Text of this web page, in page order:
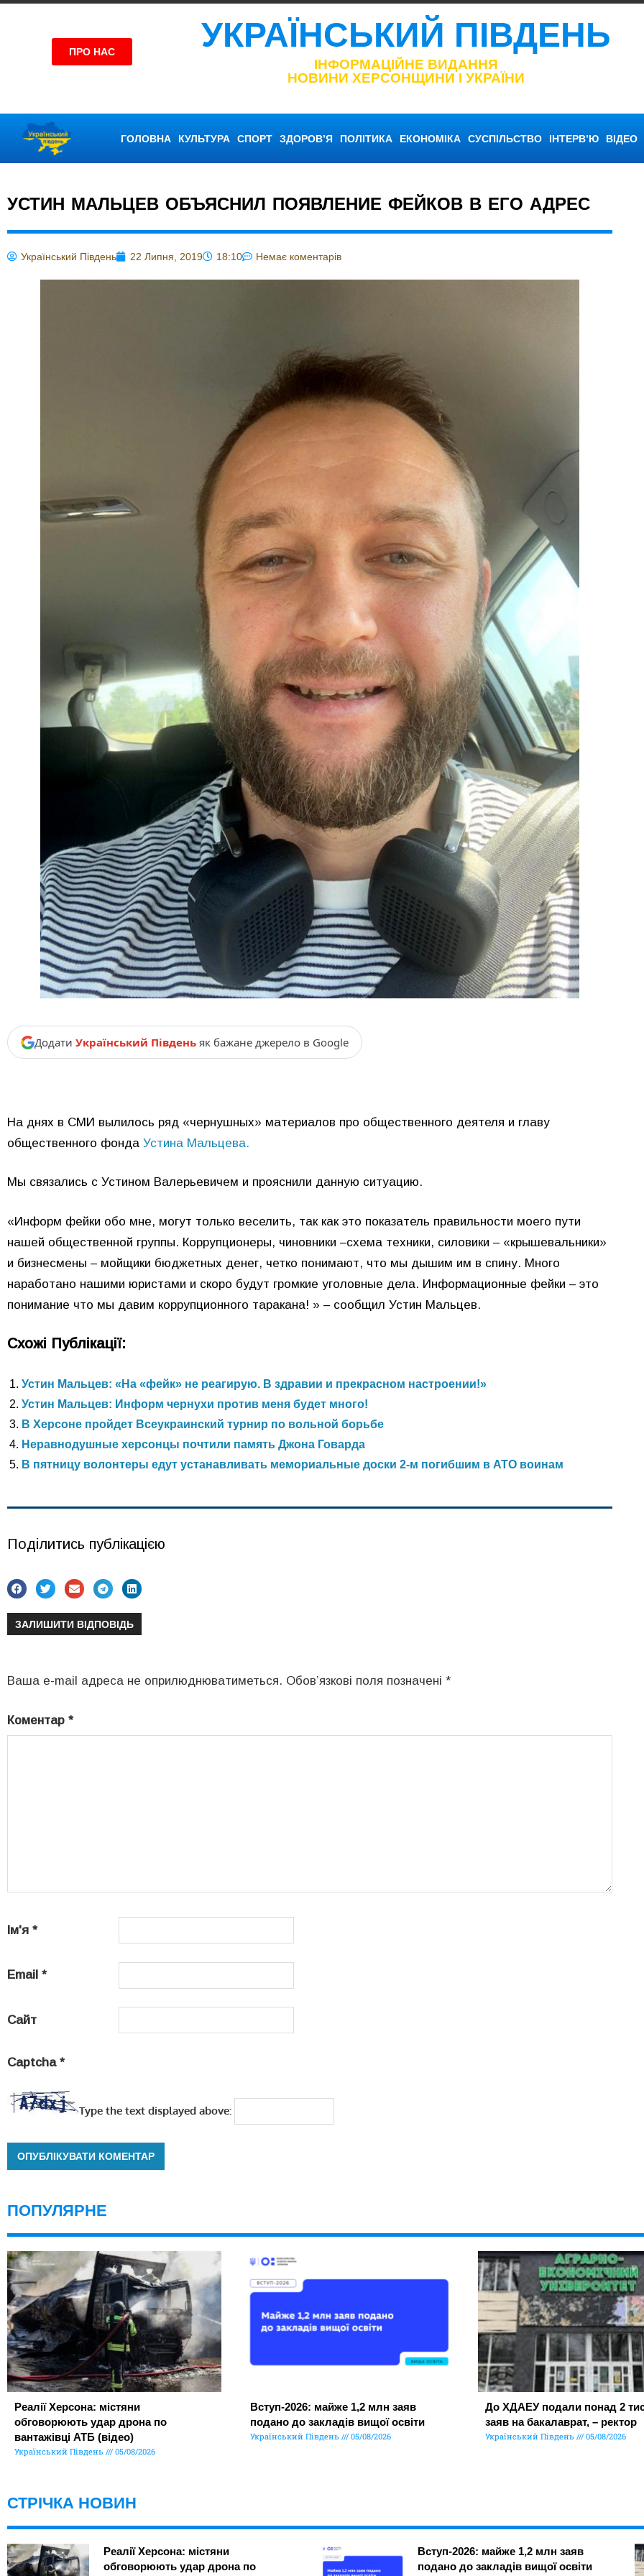
ПРО НАС УКРАЇНСЬКИЙ ПІВДЕНЬ
ІНФОРМАЦІЙНЕ ВИДАННЯ
НОВИНИ ХЕРСОНЩИНИ І УКРАЇНИ
ГОЛОВНА КУЛЬТУРА СПОРТ ЗДОРОВ’Я ПОЛІТИКА ЕКОНОМІКА СУСПІЛЬСТВО ІНТЕРВ’Ю ВІДЕО
УСТИН МАЛЬЦЕВ ОБЪЯСНИЛ ПОЯВЛЕНИЕ ФЕЙКОВ В ЕГО АДРЕС
Український Південь 22 Липня, 2019 18:10 Немає коментарів
Додати Український Південь як бажане джерело в Google
На днях в СМИ вылилось ряд «чернушных» материалов про общественного деятеля и главу
общественного фонда Устина Мальцева.
Мы связались с Устином Валерьевичем и прояснили данную ситуацию.
«Информ фейки обо мне, могут только веселить, так как это показатель правильности моего пути
нашей общественной группы. Коррупционеры, чиновники –схема техники, силовики – «крышевальники»
и бизнесмены – мойщики бюджетных денег, четко понимают, что мы дышим им в спину. Много
наработано нашими юристами и скоро будут громкие уголовные дела. Информационные фейки – это
понимание что мы давим коррупционного таракана! » – сообщил Устин Мальцев.
Схожі Публікації:
Устин Мальцев: «На «фейк» не реагирую. В здравии и прекрасном настроении!»
Устин Мальцев: Информ чернухи против меня будет много!
В Херсоне пройдет Всеукраинский турнир по вольной борьбе
Неравнодушные херсонцы почтили память Джона Говарда
В пятницу волонтеры едут устанавливать мемориальные доски 2-м погибшим в АТО воинам
Поділитись публікацією
ЗАЛИШИТИ ВІДПОВІДЬ
Ваша e-mail адреса не оприлюднюватиметься. Обов’язкові поля позначені *
Коментар *
Ім'я *
Email *
Сайт
Captcha *
Type the text displayed above:
ПОПУЛЯРНЕ
Реалії Херсона: містяни
обговорюють удар дрона по
вантажівці АТБ (відео)
Український Південь 05/08/2026
Вступ-2026: майже 1,2 млн заяв
подано до закладів вищої освіти
Український Південь 05/08/2026
До ХДАЕУ подали понад 2
заяв на бакалаврат, – ректор
Український Південь 05/08/2026
СТРІЧКА НОВИН
Реалії Херсона: містяни
обговорюють удар дрона по
Вступ-2026: майже 1,2 млн заяв
подано до закладів вищої освіти